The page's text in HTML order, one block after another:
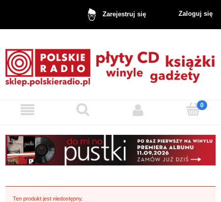
Zarejestruj się Zaloguj się
Ten produkt jest niedostępny.